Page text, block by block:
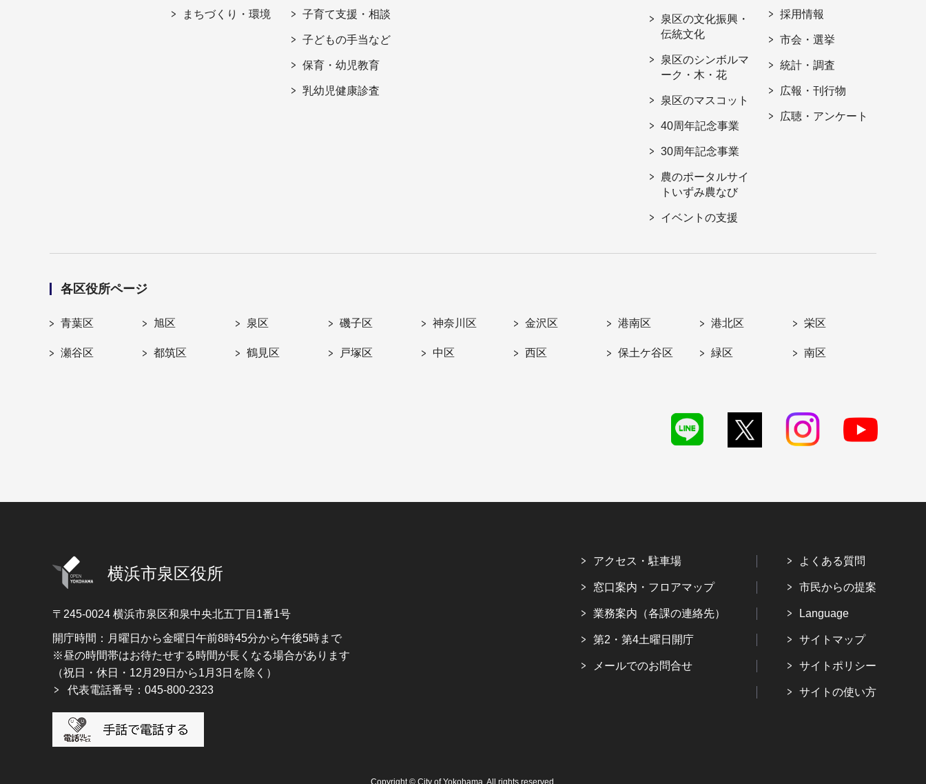
まちづくり・環境 子育て支援・相談
子どもの手当など
保育・幼児教育
乳幼児健康診査
泉区の文化振興・
伝統文化
泉区のシンボルマ
ーク・木・花
泉区のマスコット
40周年記念事業
30周年記念事業
農のポータルサイ
トいずみ農なび
イベントの支援
採用情報
市会・選挙
統計・調査
広報・刊行物
広聴・アンケート
各区役所ページ
青葉区 旭区 泉区 磯子区 神奈川区 金沢区 港南区 港北区 栄区
瀬谷区 都筑区 鶴見区 戸塚区 中区 西区 保土ケ谷区 緑区 南区
横浜市泉区役所
〒245-0024 横浜市泉区和泉中央北五丁目1番1号
開庁時間：月曜日から金曜日午前8時45分から午後5時まで
※昼の時間帯はお待たせする時間が長くなる場合があります
（祝日・休日・12月29日から1月3日を除く）
代表電話番号：045-800-2323
アクセス・駐車場
窓口案内・フロアマップ
業務案内（各課の連絡先）
第2・第4土曜日開庁
メールでのお問合せ
よくある質問
市民からの提案
Language
サイトマップ
サイトポリシー
サイトの使い方
Copyright © City of Yokohama. All rights reserved.